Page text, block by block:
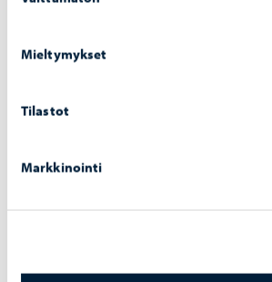
Mieltymykset
Tilastot
Markkinointi
Opetus ja koulutus
vis­te­taan hait­ta­si­vus­to­jen